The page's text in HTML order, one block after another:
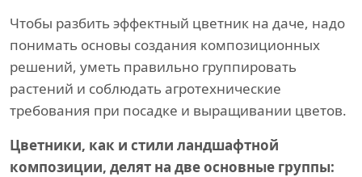
Чтобы разбить эффектный цветник на даче, надо
понимать основы создания композиционных
решений, уметь правильно группировать
растений и соблюдать агротехнические
требования при посадке и выращивании цветов.
Цветники, как и стили ландшафтной
композиции, делят на две основные группы: